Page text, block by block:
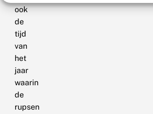
ook
de
tijd
van
het
jaar
waarin
de
rupsen